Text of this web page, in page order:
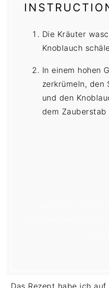
Die Kräuter
Knoblauch
In einem hohen
zerkrümeln, den
und den
dem